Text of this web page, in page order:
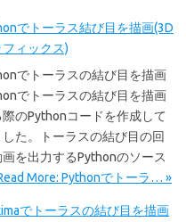
でトーラス結び目を描画(3D
フィックス)
でトーラスの結び目を描画
でトーラスの結び目を描画
のPythonコードを作成して
た。トーラスの結び目の回
を出力するPythonのソース
More: Pythonでトーラ… »
でトーラスの結び目を描画